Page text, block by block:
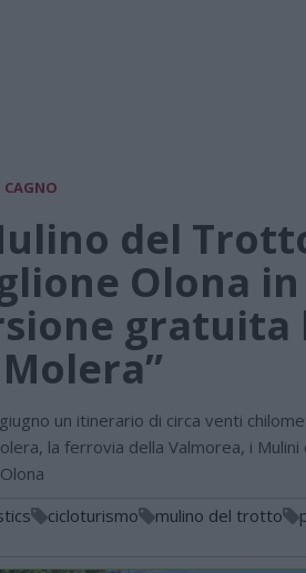
CAGNO
del
Olona
gratuita
un itinerario di circa venti
la ferrovia della Valmorea, i
cicloturismo mulino del trotto